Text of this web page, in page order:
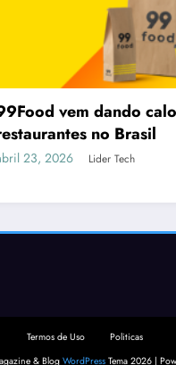
dando calote em
no Brasil
Lider Tech
Termos de Uso
Politicas
& Blog WordPressTema 2026 |